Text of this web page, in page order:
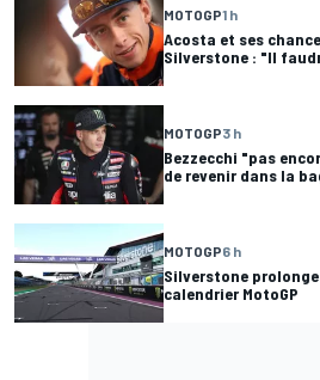
MOTOGP1 h
Acosta et ses
Silverstone : "Il
MOTOGP3 h
Bezzecchi "pas
de revenir dans la
MOTOGP6 h
Silverstone
calendrier MotoGP